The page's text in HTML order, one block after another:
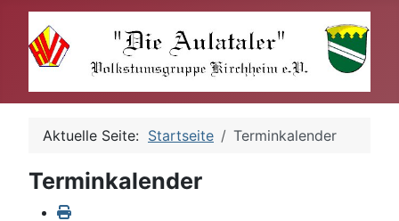
Aktuelle Seite: Startseite Terminkalender
Terminkalender